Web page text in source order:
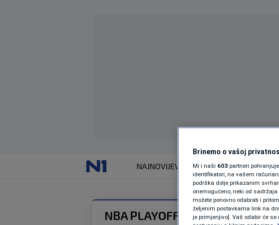
NAJNOVIJEVIJESTI SPORTSVIJET
NBA PLAYOFFS
Brinemo o vašoj
Mi i naši 603 partneri
identifikatori, na vašem
podrška dolje prikazanim
onemogućeno, neki od
možete ponovno odabrati i
željenim postavkama link na
je primjenjivo]. Vaš odabir će se